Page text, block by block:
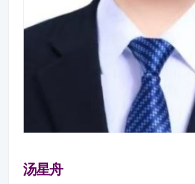
汤星舟